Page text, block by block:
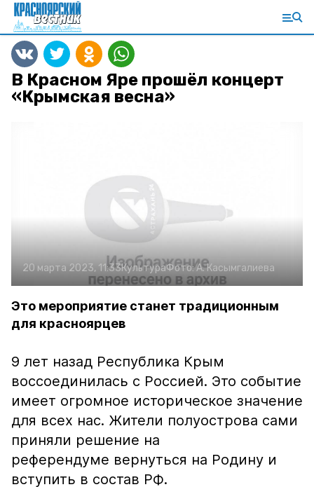
В Красном Яре прошёл концерт
«Крымская весна»
20 марта 2023, 11:33КультураФото:А. Касымгалиева
Это мероприятие станет традиционным
для красноярцев
9 лет назад Республика Крым
воссоединилась с Россией. Это событие
имеет огромное историческое значение
для всех нас. Жители полуострова сами
приняли решение на
референдуме вернуться на Родину и
вступить в состав РФ.⠀